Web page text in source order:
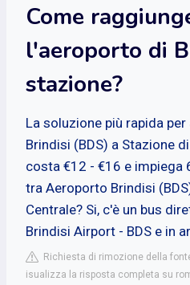
Come
l'aeroporto di
stazione?
La soluzione più rapida
Brindisi (BDS) a Stazione
costa €12 - €16 e impiega
tra Aeroporto Brindisi
Centrale? Si, c'è un bus
Brindisi Airport - BDS e in
Richiesta di rimozione della
isualizza la risposta completa su